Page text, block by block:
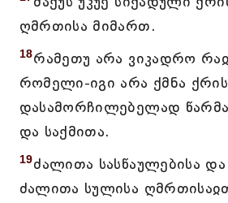
ღმრთისა მიმართ.
18რამეთუ არა ვიკადრო
რომელი-იგი არა ქმნა
დასამორჩილებელად
და საქმითა.
19ძალითა სასწაულებისა და
ძალითა სულისა